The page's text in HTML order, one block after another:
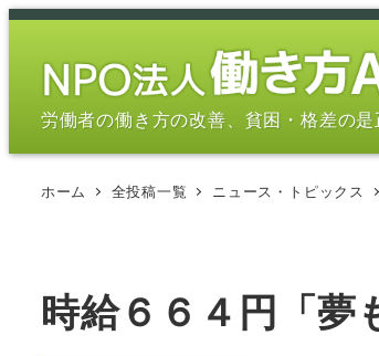
メ
労働者の働き方の改善、貧困・格差の
ホーム 全投稿一覧 ニュース・トピックス
時給６６４円「